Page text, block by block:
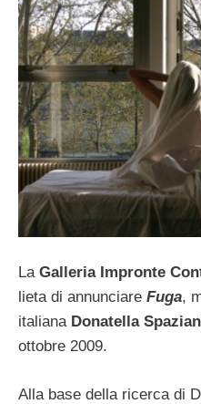
La Galleria Impronte
lieta di annunciare Fuga,
italiana Donatella
ottobre 2009.
Alla base della ricerca di